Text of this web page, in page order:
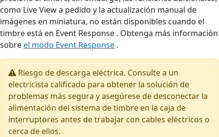
como Live View a pedido y la actualización manual de
imágenes en miniatura, no están disponibles cuando el
timbre está en Event Response . Obtenga más información
sobreel modo Event Response .
Riesgo de descarga eléctrica. Consulte a un
electricista calificado para obtener la solución de
problemas más segura y asegúrese de desconectar la
alimentación del sistema de timbre en la caja de
interruptores antes de trabajar con cables eléctricos o
cerca de ellos.